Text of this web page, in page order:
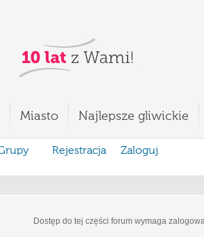
Miasto Najlepsze gliwickie
Rejestracja
Zaloguj
Dostęp do tej części forum wymaga